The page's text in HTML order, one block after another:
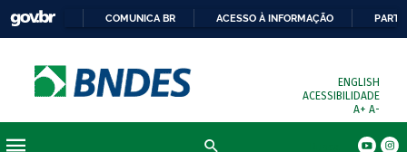
COMUNICA BR ACESSO À INFORMAÇÃO
ENGLISH
ACESSIBILIDADE
A+ A-